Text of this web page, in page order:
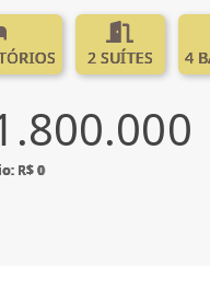
2 SUÍTES 4
R$ 0